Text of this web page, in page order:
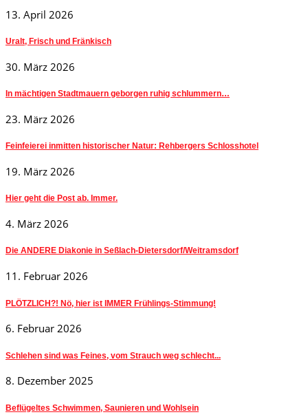
13. April 2026
Uralt, Frisch und Fränkisch
30. März 2026
In mächtigen Stadtmauern geborgen ruhig schlummern…
23. März 2026
Feinfeierei inmitten historischer Natur: Rehbergers Schlosshotel
19. März 2026
Hier geht die Post ab. Immer.
4. März 2026
Die ANDERE Diakonie in Seßlach-Dietersdorf/Weitramsdorf
11. Februar 2026
PLÖTZLICH?! Nö, hier ist IMMER Frühlings-Stimmung!
6. Februar 2026
Schlehen sind was Feines, vom Strauch weg schlecht...
8. Dezember 2025
Beflügeltes Schwimmen, Saunieren und Wohlsein